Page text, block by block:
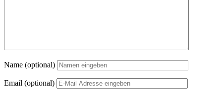
Name (optional)
Email (optional)